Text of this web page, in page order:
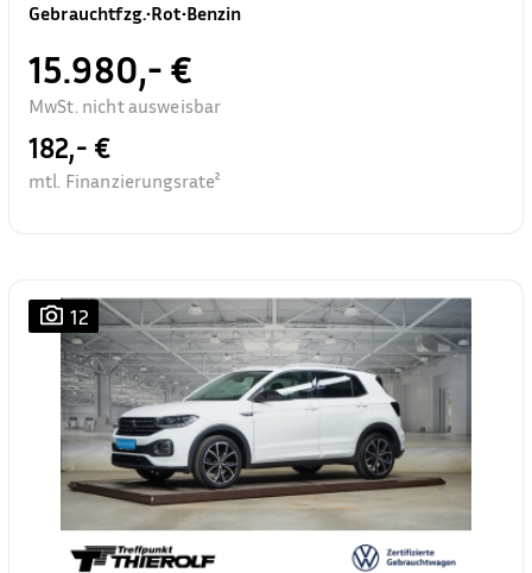
Gebrauchtfzg.•Rot•Benzin
15.980,- €
MwSt. nicht ausweisbar
182,- €
mtl. Finanzierungsrate²
12